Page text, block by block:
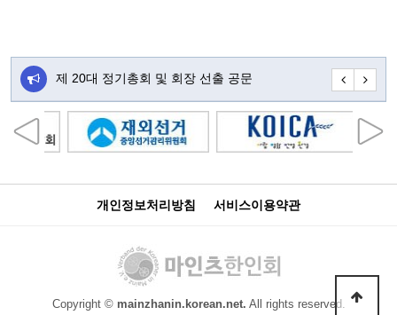
제 20대 정기총회 및 회장 선출 공문 초대합니
개인정보처리방침 서비스이용약관
Copyright © mainzhanin.korean.net. All rights reserved.